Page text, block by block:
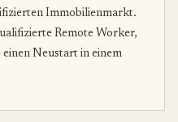
Immobilienmarkt.
Remote Worker,
Neustart in einem